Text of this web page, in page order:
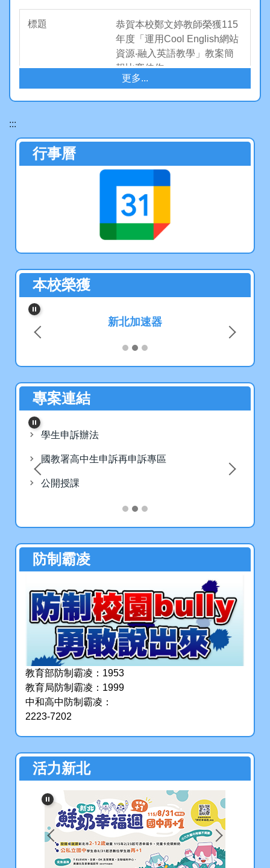
恭賀本校鄭文婷教師榮獲115
年度「運用Cool English網站
資源‧融入英語教學」教案簡
報比賽佳作
教務處
教務處
2026-06-03
恭賀！本校學生參加2026AR
教務處
2026-05-29
2026-05-08
賀！本校學生參加第1150310
2026-04-28
賀！本校學生參加第1150313
梯次全國高級中學小論文寫作
比賽，榮獲佳績
圖書館
教務處
2026-04-28
更多...
:::
行事曆
本校榮獲
新北加速器
專案連結
學生申訴辦法
國教署高中生申訴再申訴專區
公開授課
防制霸凌
教育部防制霸凌：1953
教育局防制霸凌：1999
中和高中防制霸凌：
2223-7202
活力新北